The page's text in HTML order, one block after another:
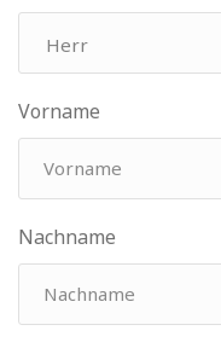
Vorname
Nachname